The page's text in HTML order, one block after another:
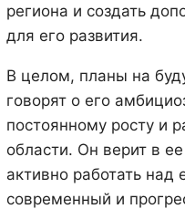
региона и создать
для его развития.
В целом, планы на
говорят о его
постоянному росту и
области. Он верит в
активно работать
современный и